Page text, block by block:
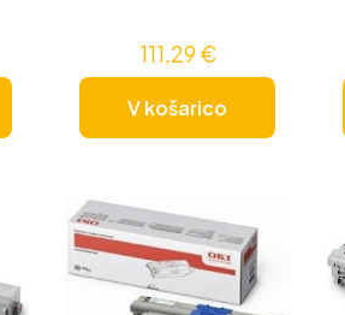
111,29€
V košarico